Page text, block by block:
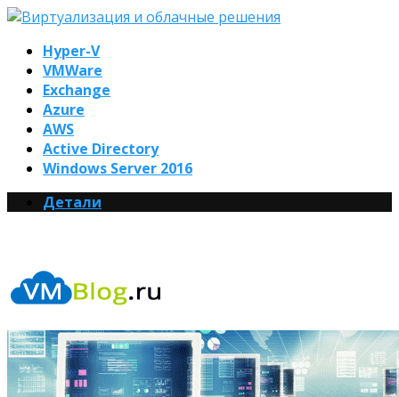
Hyper-V
VMWare
Exchange
Azure
AWS
Active Directory
Windows Server 2016
Детали